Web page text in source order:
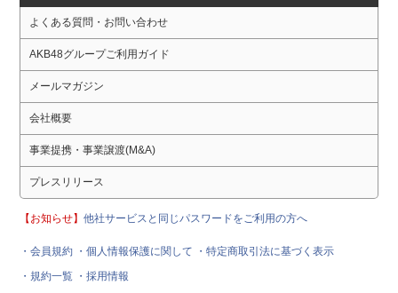
よくある質問・お問い合わせ
AKB48グループご利用ガイド
メールマガジン
会社概要
事業提携・事業譲渡(M&A)
プレスリリース
【お知らせ】他社サービスと同じパスワードをご利用の方へ
・会員規約 ・個人情報保護に関して
・特定商取引法に基づく表示
・規約一覧 ・採用情報